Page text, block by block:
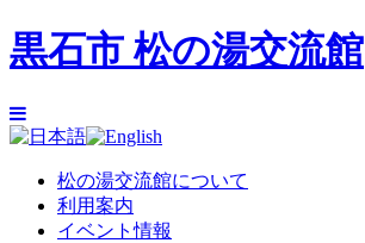
黒石市 松の湯交流館
松の湯交流館について
利用案内
イベント情報